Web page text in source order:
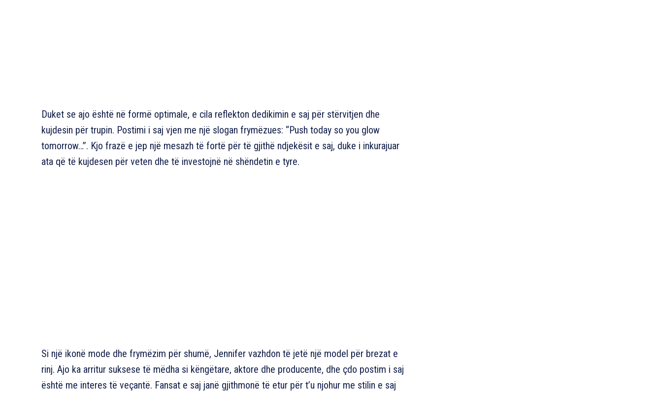
Duket se ajo është në formë optimale, e cila reflekton dedikimin e saj për stërvitjen dhe
kujdesin për trupin. Postimi i saj vjen me një slogan frymëzues: “Push today so you glow
tomorrow…”. Kjo frazë e jep një mesazh të fortë për të gjithë ndjekësit e saj, duke i inkurajuar
ata që të kujdesen për veten dhe të investojnë në shëndetin e tyre.
Si një ikonë mode dhe frymëzim për shumë, Jennifer vazhdon të jetë një model për brezat e
rinj. Ajo ka arritur suksese të mëdha si këngëtare, aktore dhe producente, dhe çdo postim i saj
është me interes të veçantë. Fansat e saj janë gjithmonë të etur për t’u njohur me stilin e saj